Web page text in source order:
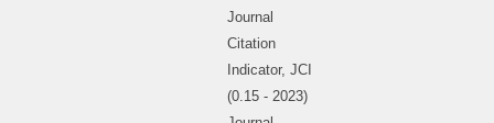
Journal
Citation
Indicator, JCI
(0.15 - 2023)